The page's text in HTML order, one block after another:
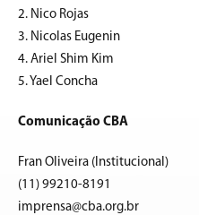
2. Nico Rojas
3. Nicolas Eugenin
4. Ariel Shim Kim
5. Yael Concha
Comunicação CBA
Fran Oliveira (Institucional)
(11) 99210-8191
imprensa@cba.org.br